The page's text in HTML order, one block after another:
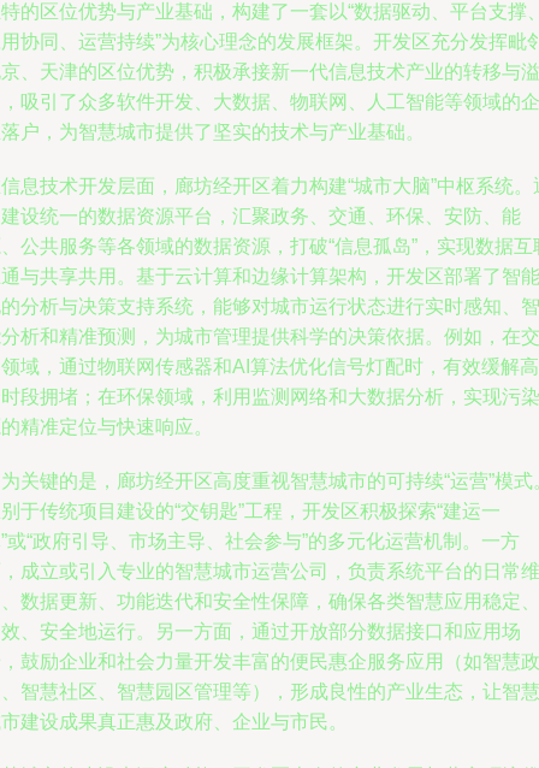
的区位优势与产业基础，构建了一套以“数据驱动、平台支撑
协同、运营持续”为核心理念的发展框架。开发区充分发挥毗
、天津的区位优势，积极承接新一代信息技术产业的转移与溢
吸引了众多软件开发、大数据、物联网、人工智能等领域的企
户，为智慧城市提供了坚实的技术与产业基础。
息技术开发层面，廊坊经开区着力构建“城市大脑”中枢系统。
设统一的数据资源平台，汇聚政务、交通、环保、安防、能
公共服务等各领域的数据资源，打破“信息孤岛”，实现数据互
与共享共用。基于云计算和边缘计算架构，开发区部署了智能
分析与决策支持系统，能够对城市运行状态进行实时感知、智
析和精准预测，为城市管理提供科学的决策依据。例如，在交
域，通过物联网传感器和AI算法优化信号灯配时，有效缓解高
段拥堵；在环保领域，利用监测网络和大数据分析，实现污染
精准定位与快速响应。
关键的是，廊坊经开区高度重视智慧城市的可持续“运营”模式
于传统项目建设的“交钥匙”工程，开发区积极探索“建运一
或“政府引导、市场主导、社会参与”的多元化运营机制。一方
成立或引入专业的智慧城市运营公司，负责系统平台的日常维
数据更新、功能迭代和安全性保障，确保各类智慧应用稳定、
、安全地运行。另一方面，通过开放部分数据接口和应用场
鼓励企业和社会力量开发丰富的便民惠企服务应用（如智慧政
智慧社区、智慧园区管理等），形成良性的产业生态，让智慧
建设成果真正惠及政府、企业与市民。